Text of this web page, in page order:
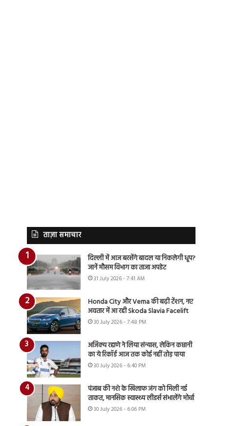
ताज़ा समाचार
दिल्ली में आज बरसेंगे बादल या निकलेगी धूप?
जानें मौसम विभाग का ताजा अपडेट
31 July 2026 - 7:41 AM
Honda City और Verna की बढ़ी टेंशन, नए
अवतार में आ रही Skoda Slavia Facelift
30 July 2026 - 7:48 PM
अजिंक्य रहाणे ने लिया संन्यास, लेकिन कप्तानी
का ये रिकॉर्ड आज तक कोई नहीं तोड़ पाया
30 July 2026 - 6:40 PM
पंजाब की नशे के खिलाफ जंग को मिली नई
ताकत, मानसिक स्वास्थ्य लीडर्स संभालेंगे मोर्चा
30 July 2026 - 6:06 PM